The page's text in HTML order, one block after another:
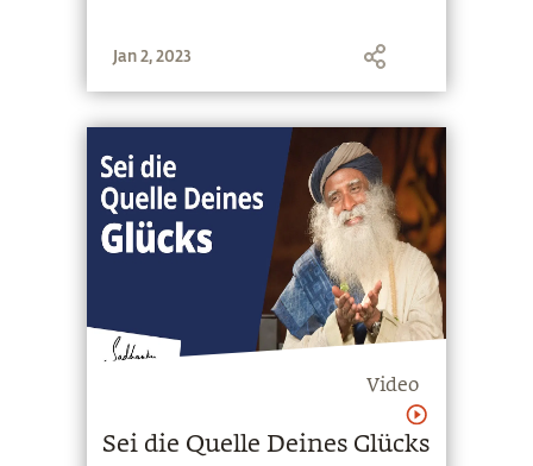
Jan 2, 2023
Video
Sei die Quelle Deines Glücks